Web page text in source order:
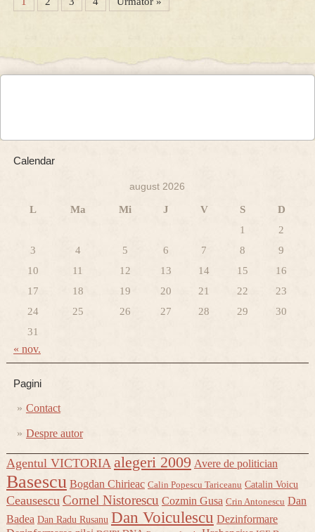
Calendar
august 2026
L Ma Mi J V S
D
1
2
3
4 5 6 7 8
9
10
11 12 13 14 15
16
17
18 19 20 21 22
23
24
25 26 27 28 29
30
31
« nov.
Pagini
Contact
Despre autor
Agentul VICTORIA alegeri 2009 Avere de politician
Basescu Bogdan Chirieac Calin Popescu Tariceanu Catalin Voicu
Ceausescu Cornel Nistorescu Cozmin Gusa Crin Antonescu Dan
Badea Dan Radu Rusanu Dan Voiculescu Dezinformare